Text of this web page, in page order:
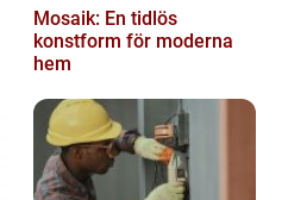
Mosaik: En tidlös
konstform för moderna
hem